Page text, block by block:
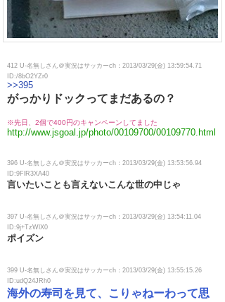
412 U-名無しさん＠実況はサッカーch：2013/03/29(金) 13:59:54.71
ID:/8bO2YZr0
>>395
がっかりドックってまだあるの？
※先日、2個で400円のキャンペーンしてました
http://www.jsgoal.jp/photo/00109700/00109770.html
396 U-名無しさん＠実況はサッカーch：2013/03/29(金) 13:53:56.94
ID:9FlR3XA40
言いたいことも言えないこんな世の中じゃ
397 U-名無しさん＠実況はサッカーch：2013/03/29(金) 13:54:11.04
ID:9j+TzWlX0
ポイズン
399 U-名無しさん＠実況はサッカーch：2013/03/29(金) 13:55:15.26
ID:udQ24JRh0
海外の寿司を見て、こりゃねーわって思